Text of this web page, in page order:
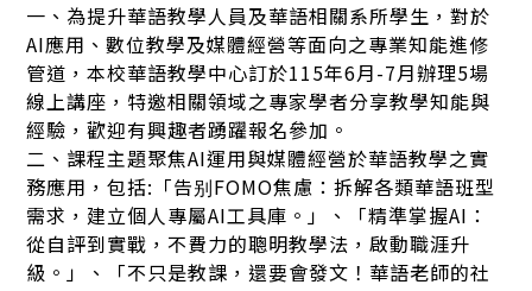
一、為提升華語教學人員及華語相關系所學生，對於
AI應用、數位教學及媒體經營等面向之專業知能進修
管道，本校華語教學中心訂於115年6月-7月辦理5場
線上講座，特邀相關領域之專家學者分享教學知能與
經驗，歡迎有興趣者踴躍報名參加。
二、課程主題聚焦AI運用與媒體經營於華語教學之實
務應用，包括:「告别FOMO焦慮：拆解各類華語班型
需求，建立個人專屬AI工具庫。」、「精準掌握AI：
從自評到實戰，不費力的聰明教學法，啟動職涯升
級。」、「不只是教課，還要會發文！華語老師的社